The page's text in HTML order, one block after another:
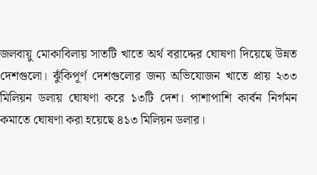
জলবায়ু মোকাবিলায় সাতটি খাতে অর্থ বরাদ্দের ঘোষণা দিয়েছে উন্নত
দেশগুলো। ঝুঁকিপূর্ণ দেশগুলোর জন্য অভিযোজন খাতে প্রায় ২৩৩
মিলিয়ন ডলায় ঘোষণা করে ১৩টি দেশ। পাশাপাশি কার্বন নির্গমন
কমাতে ঘোষণা করা হয়েছে ৪১৩ মিলিয়ন ডলার।